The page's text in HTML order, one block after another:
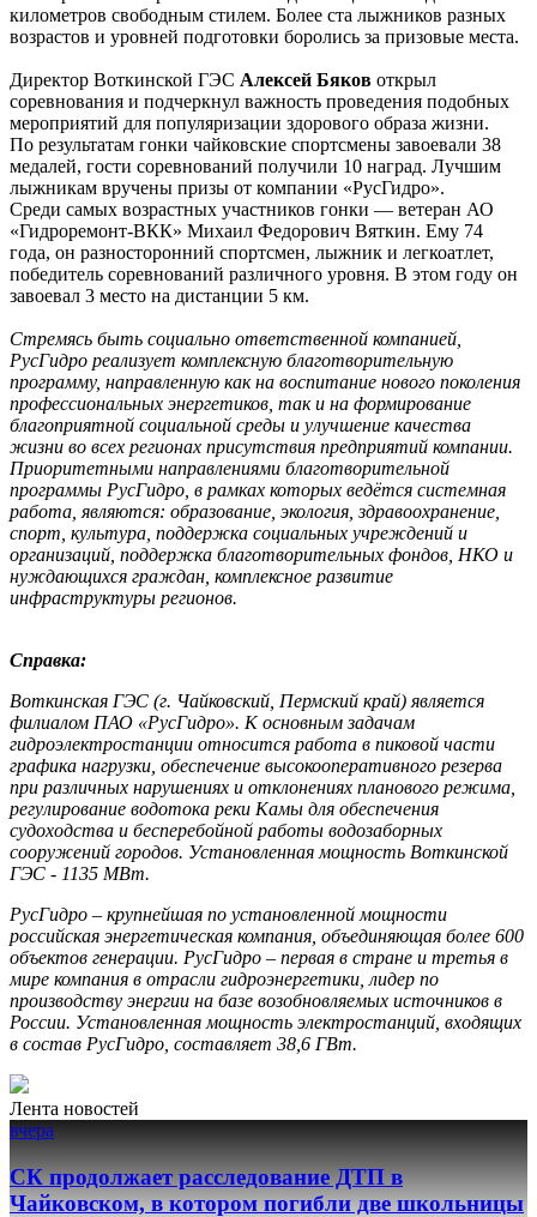
километров свободным стилем. Более ста лыжников разных
возрастов и уровней подготовки боролись за призовые места.
Директор Воткинской ГЭС Алексей Бяков открыл
соревнования и подчеркнул важность проведения подобных
мероприятий для популяризации здорового образа жизни.
По результатам гонки чайковские спортсмены завоевали 38
медалей, гости соревнований получили 10 наград. Лучшим
лыжникам вручены призы от компании «РусГидро».
Среди самых возрастных участников гонки — ветеран АО
«Гидроремонт-ВКК» Михаил Федорович Вяткин. Ему 74
года, он разносторонний спортсмен, лыжник и легкоатлет,
победитель соревнований различного уровня. В этом году он
завоевал 3 место на дистанции 5 км.
Стремясь быть социально ответственной компанией,
РусГидро реализует комплексную благотворительную
программу, направленную как на воспитание нового поколения
профессиональных энергетиков, так и на формирование
благоприятной социальной среды и улучшение качества
жизни во всех регионах присутствия предприятий компании.
Приоритетными направлениями благотворительной
программы РусГидро, в рамках которых ведётся системная
работа, являются: образование, экология, здравоохранение,
спорт, культура, поддержка социальных учреждений и
организаций, поддержка благотворительных фондов, НКО и
нуждающихся граждан, комплексное развитие
инфраструктуры регионов.
Справка:
Воткинская ГЭС (г. Чайковский, Пермский край) является
филиалом ПАО «РусГидро». К основным задачам
гидроэлектростанции относится работа в пиковой части
графика нагрузки, обеспечение высокооперативного резерва
при различных нарушениях и отклонениях планового режима,
регулирование водотока реки Камы для обеспечения
судоходства и бесперебойной работы водозаборных
сооружений городов. Установленная мощность Воткинской
ГЭС - 1135 МВт.
РусГидро – крупнейшая по установленной мощности
российская энергетическая компания, объединяющая более 600
объектов генерации. РусГидро – первая в стране и третья в
мире компания в отрасли гидроэнергетики, лидер по
производству энергии на базе возобновляемых источников в
России. Установленная мощность электростанций, входящих
в состав РусГидро, составляет 38,6 ГВт.
Лента новостей
вчера
СК продолжает расследование ДТП в
Чайковском, в котором погибли две школьницы